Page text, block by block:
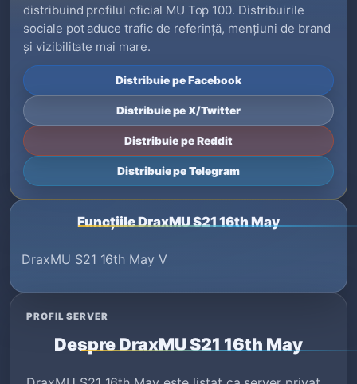
distribuind profilul oficial MU Top 100. Distribuirile
sociale pot aduce trafic de referință, mențiuni de brand
și vizibilitate mai mare.
Distribuie pe Facebook
Distribuie pe X/Twitter
Distribuie pe Reddit
Distribuie pe Telegram
Funcțiile DraxMU S21 16th May
DraxMU S21 16th May V
PROFIL SERVER
Despre DraxMU S21 16th May